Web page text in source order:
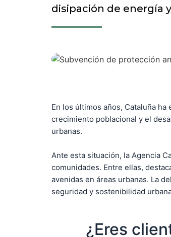
disipación de energía
En los últimos años, Cataluña
crecimiento poblacional y el
urbanas.
Ante esta situación, la Agencia
comunidades. Entre ellas,
avenidas en áreas urbanas. La
seguridad y sostenibilidad
¿Eres